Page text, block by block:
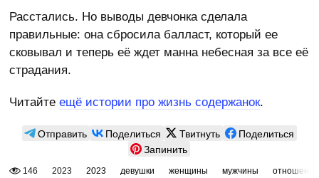
Расстались. Но выводы девчонка сделала
правильные: она сбросила балласт, который ее
сковывал и теперь её ждет манна небесная за все её
страдания.
Читайтеещё истории про жизнь содержанок.
Отправить Поделиться Твитнуть
Поделиться
Запинить
146 2023 2023 девушки женщины мужчины отношения